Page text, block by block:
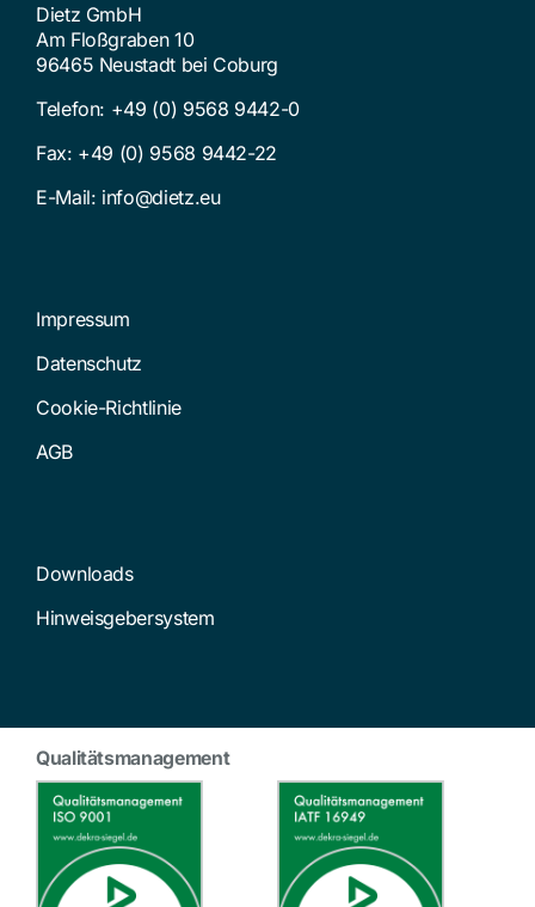
Dietz GmbH
Am Floßgraben 10
96465 Neustadt bei Coburg
Telefon: +49 (0) 9568 9442-0
Fax: +49 (0) 9568 9442-22
E-Mail: info@dietz.eu
Impressum
Datenschutz
Cookie-Richtlinie
AGB
Downloads
Hinweisgebersystem
Qualitätsmanagement